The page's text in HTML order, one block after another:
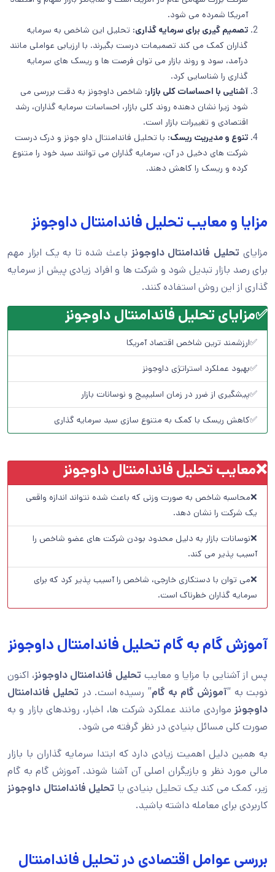
آمریکا شمرده می شود.
تصمیم گیری برای سرمایه گذاری: تحلیل این شاخص به سرمایه
گذاران کمک می کند تصمیمات درست بگیرند. با ارزیابی عواملی مانند
درآمد، سود و روند بازار می توان فرصت ها و ریسک های سرمایه
گذاری را شناسایی کرد.
آشنایی با احساسات کلی بازار: شاخص داوجونز به دقت بررسی می
شود زیرا نشان دهنده روند کلی بازار، احساسات سرمایه گذاران، رشد
اقتصادی و تغییرات بازار است.
تنوع و مدیریت ریسک: با تحلیل فاندامنتال داو جونز و درک درست
شرکت های دخیل در آن، سرمایه گذاران می توانند سبد خود را متنوع
کرده و ریسک را کاهش دهند.
مزایا و معایب تحلیل فاندامنتال داوجونز
مزایایتحلیل فاندامنتال داوجونز باعث شده تا به یک ابزار مهم
برای رصد بازار تبدیل شود و شرکت ها و افراد زیادی پیش از سرمایه
گذاری از این روش استفاده کنند.
✅مزایای تحلیل فاندامنتال داوجونز
✅ارزشمند ترین شاخص اقتصاد آمریکا
✅بهبود عملکرد استراتژی داوجونز
✅پیشگیری از ضرر در زمان اسلیپیج و نوسانات بازار
✅کاهش ریسک با کمک به متنوع سازی سبد سرمایه گذاری
❌معایب تحلیل فاندامنتال داوجونز
❌محاسبه شاخص به صورت وزنی که باعث شده نتواند اندازه واقعی
یک شرکت را نشان دهد.
❌نوسانات بازار به دلیل محدود بودن شرکت های عضو شاخص را
آسیب پذیر می کند.
❌می توان با دستکاری خارجی، شاخص را آسیب پذیر کرد که برای
سرمایه گذاران خطرناک است.
آموزش گام به گام تحلیل فاندامنتال داوجونز
پس از آشنایی با مزایا و معایب تحلیل فاندامنتال داوجونز، اکنون
نوبت به “آموزش گام به گام” رسیده است. در تحلیل فاندامنتال
داوجونز مواردی مانند عملکرد شرکت ها، اخبار، روندهای بازار و به
صورت کلی مسائل بنیادی در نظر گرفته می شود.
به همین دلیل اهمیت زیادی دارد که ابتدا سرمایه گذاران با بازار
مالی مورد نظر و بازیگران اصلی آن آشنا شوند. آموزش گام به گام
زیر، کمک می کند یک تحلیل بنیادی یا تحلیل فاندامنتال داوجونز
کاربردی برای معامله داشته باشید.
بررسی عوامل اقتصادی در تحلیل فاندامنتال